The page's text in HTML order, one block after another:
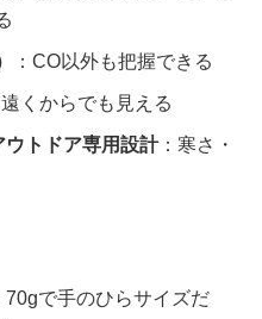
：CO以外も把握できる
遠くからでも見える
トドア専用設計：寒さ・
70gで手のひらサイズだ